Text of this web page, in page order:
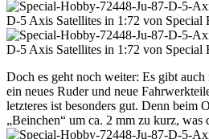
Doch es geht noch weiter: Es gibt
ein neues Ruder und neue
letzteres ist besonders gut. Denn beim
„Beinchen“ um ca. 2 mm zu kurz, was